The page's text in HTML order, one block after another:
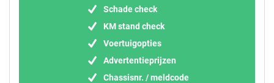
Schade check
KM stand check
Voertuigopties
Advertentieprijzen
Chassisnr. / meldcode